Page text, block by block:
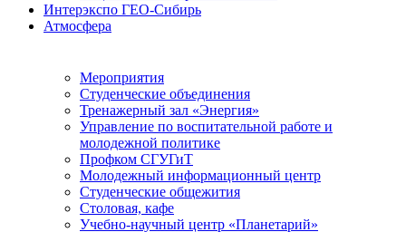
Интерэкспо ГЕО-Сибирь
Атмосфера
Мероприятия
Студенческие объединения
Тренажерный зал «Энергия»
Управление по воспитательной работе и
молодежной политике
Профком СГУГиТ
Молодежный информационный центр
Студенческие общежития
Столовая, кафе
Учебно-научный центр «Планетарий»